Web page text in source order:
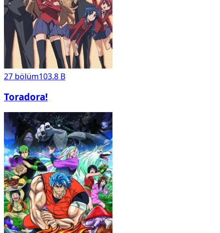
27 bölüm103.8 B
Toradora!